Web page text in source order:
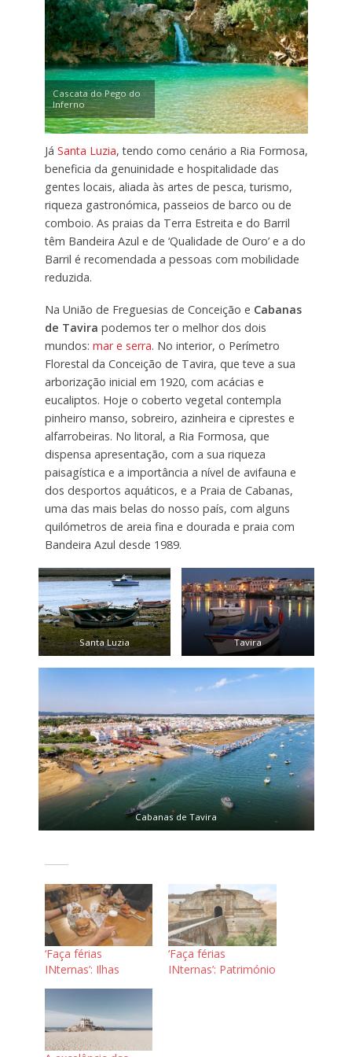
Cascata do Pego do
Inferno
Já Santa Luzia, tendo como cenário a Ria Formosa,
beneficia da genuinidade e hospitalidade das
gentes locais, aliada às artes de pesca, turismo,
riqueza gastronómica, passeios de barco ou de
comboio. As praias da Terra Estreita e do Barril
têm Bandeira Azul e de ‘Qualidade de Ouro’ e a do
Barril é recomendada a pessoas com mobilidade
reduzida.
Na União de Freguesias de Conceição e Cabanas
de Tavira podemos ter o melhor dos dois
mundos: mar e serra. No interior, o Perímetro
Florestal da Conceição de Tavira, que teve a sua
arborização inicial em 1920, com acácias e
eucaliptos. Hoje o coberto vegetal contempla
pinheiro manso, sobreiro, azinheira e ciprestes e
alfarrobeiras. No litoral, a Ria Formosa, que
dispensa apresentação, com a sua riqueza
paisagística e a importância a nível de avifauna e
dos desportos aquáticos, e a Praia de Cabanas,
uma das mais belas do nosso país, com alguns
quilómetros de areia fina e dourada e praia com
Bandeira Azul desde 1989.
Santa Luzia Tavira
Cabanas de Tavira
‘Faça férias
INternas’: Ilhas
‘Faça férias
INternas’: Património